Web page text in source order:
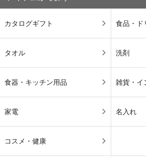
カタログギフト 食品・ド
タオル 洗剤
食器・キッチン用品 雑貨・イ
家電 名入れ
コスメ・健康